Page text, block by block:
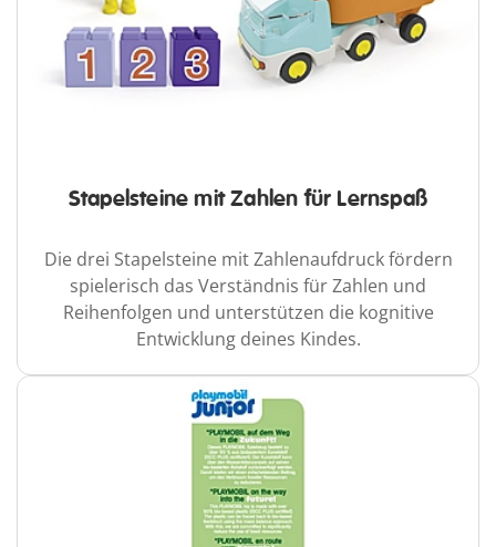
Stapelsteine mit Zahlen für Lernspaß
Die drei Stapelsteine mit Zahlenaufdruck fördern
spielerisch das Verständnis für Zahlen und
Reihenfolgen und unterstützen die kognitive
Entwicklung deines Kindes.